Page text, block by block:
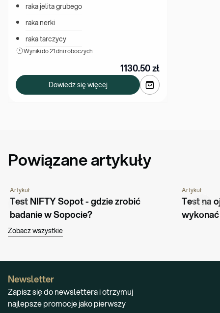
raka jelita grubego
raka nerki
raka tarczycy
Wyniki do 21 dni roboczych
1130.50zł
Dowiedz się więcej
Powiązane artykuły
PORADNIK PYTANIA I ODPOWIEDZI
Artykuł
Test NIFTY Sopot - gdzie zrobić
badanie w Sopocie?
Artykuł
Test na
Zobacz wszystkie
Newsletter
Zapisz się do newslettera i otrzymuj
najlepsze promocje jako pierwszy